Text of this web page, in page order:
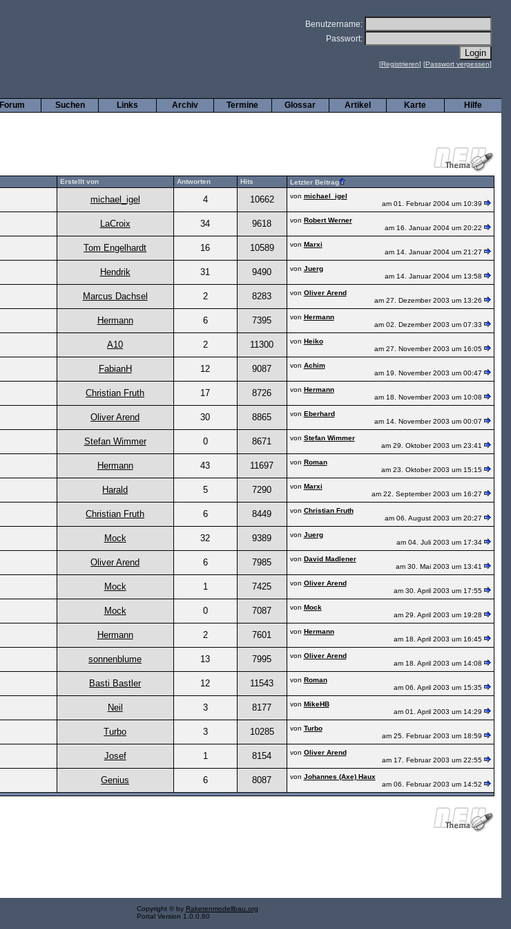
Benutzername:
Passwort:
[Registrieren] [Passwort vergessen]
Hilfe
Karte
Artikel
Glossar
Termine
Archiv
Links
Suchen
Forum
Erstellt von Antworten Hits Letzter Beitrag
michael_igel 4 10662 von michael_igel
am 01. Februar 2004 um 10:39
LaCroix 34 9618 von Robert Werner
am 16. Januar 2004 um 20:22
Tom Engelhardt 16 10589 von Marxi
am 14. Januar 2004 um 21:27
Hendrik 31 9490 von Juerg
am 14. Januar 2004 um 13:58
Marcus Dachsel 2 8283 von Oliver Arend
am 27. Dezember 2003 um 13:26
Hermann 6 7395 von Hermann
am 02. Dezember 2003 um 07:33
A10 2 11300 von Heiko
am 27. November 2003 um 16:05
FabianH 12 9087 von Achim
am 19. November 2003 um 00:47
Christian Fruth 17 8726 von Hermann
am 18. November 2003 um 10:08
Oliver Arend 30 8865 von Eberhard
am 14. November 2003 um 00:07
Stefan Wimmer 0 8671 von Stefan Wimmer
am 29. Oktober 2003 um 23:41
Hermann 43 11697 von Roman
am 23. Oktober 2003 um 15:15
Harald 5 7290 von Marxi
am 22. September 2003 um 16:27
Christian Fruth 6 8449 von Christian Fruth
am 06. August 2003 um 20:27
Mock 32 9389 von Juerg
am 04. Juli 2003 um 17:34
Oliver Arend 6 7985 von David Madlener
am 30. Mai 2003 um 13:41
Mock 1 7425 von Oliver Arend
am 30. April 2003 um 17:55
Mock 0 7087 von Mock
am 29. April 2003 um 19:28
Hermann 2 7601 von Hermann
am 18. April 2003 um 16:45
sonnenblume 13 7995 von Oliver Arend
am 18. April 2003 um 14:08
Basti Bastler 12 11543 von Roman
am 06. April 2003 um 15:35
Neil 3 8177 von MikeHB
am 01. April 2003 um 14:29
Turbo 3 10285 von Turbo
am 25. Februar 2003 um 18:59
Josef 1 8154 von Oliver Arend
am 17. Februar 2003 um 22:55
Genius 6 8087 von Johannes (Axe) Haux
am 06. Februar 2003 um 14:52
Copyright © by Raketenmodellbau.org
Portal Version 1.0.0.60